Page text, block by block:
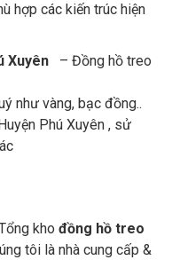
hợp các kiến trúc hiện
Xuyên – Đồng hồ treo
như vàng, bạc đồng..
Phú Xuyên , sử
kho đồng hồ treo
tôi là nhà cung cấp &